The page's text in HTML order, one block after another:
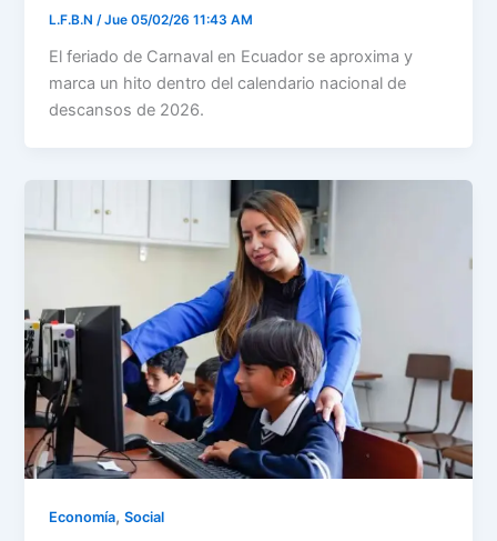
L.F.B.N/Jue 05/02/26 11:43 AM
El feriado de Carnaval en Ecuador se aproxima y
marca un hito dentro del calendario nacional de
descansos de 2026.
Economía,Social